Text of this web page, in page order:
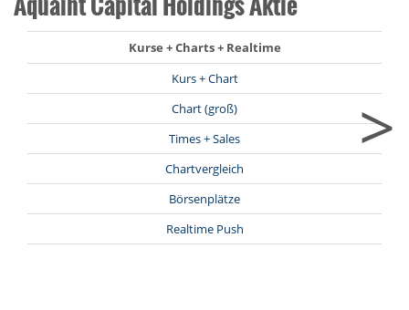
Kurse + Charts + Realtime
Kurs + Chart
Chart (groß)
Times + Sales
Chartvergleich
Börsenplätze
Realtime Push
>